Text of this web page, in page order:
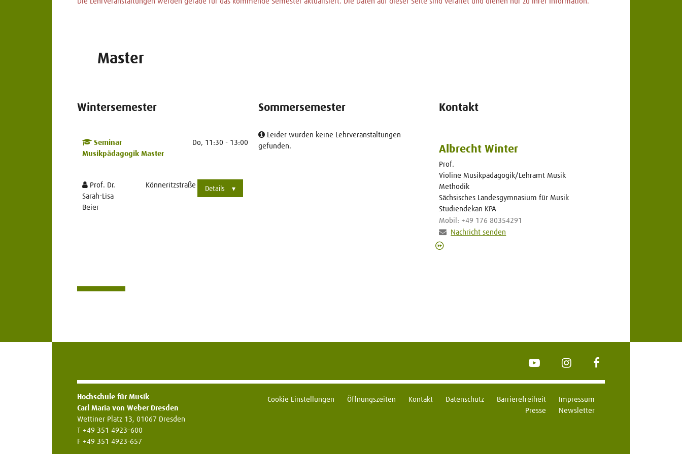
Master
Wintersemester
Seminar
Musikpädagogik Master
Do, 11:30 - 13:00
Prof. Dr.
Sarah-Lisa
Beier
Könneritzstraße 29Details
Sommersemester
Leider wurden keine Lehrveranstaltungen
gefunden.
Kontakt
Albrecht Winter
Prof.
Violine Musikpädagogik/Lehramt Musik
Methodik
Sächsisches Landesgymnasium für Musik
Studiendekan KPA
Mobil: +49 176 80354291
Nachricht senden
YouTube Instagram
Cookie Einstellungen Öffnungszeiten Kontakt Datenschutz Barrierefreiheit
Impressum
Presse
Newsletter
Hochschule für Musik
Carl Maria von Weber Dresden
Wettiner Platz 13, 01067 Dresden
T +49 351 4923–600
F +49 351 4923-657